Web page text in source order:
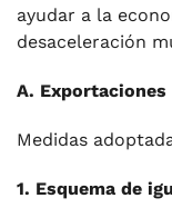
ayudar a la
desaceleración
A. Exportaciones
Medidas
1. Esquema de